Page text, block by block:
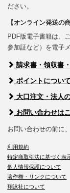
ださい。
【オンライン発送の
PDF版電子書籍は、
参加証など）を電子
請求書・領収書
ポイントについて
大口注文・法人
お問い合わせは
お問い合わせの前に、
利用規約
特定商取引法に基づく表
個人情報保護について
著作権・リンクについて
翔泳社について